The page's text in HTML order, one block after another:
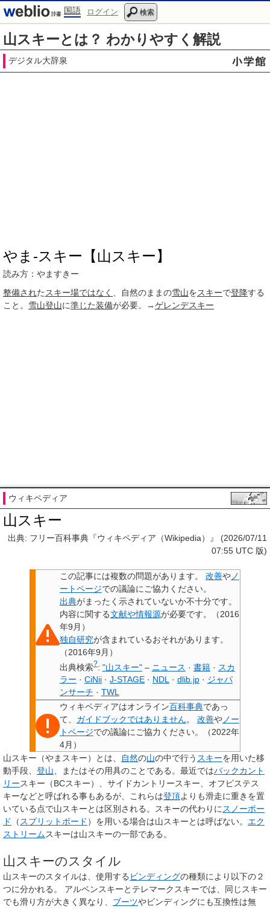
国語 ログイン 検索
山スキーとは？ わかりやすく解説
デジタル大辞泉
やま‐スキー【山スキー】
読み方：やますきー
整備された スキー場ではなく 、自然のままの雪山をスキーで登降する
こと。 雪山登山に準じた装備が必要。→ゲレンデスキー
ウィキペディア
山スキー
出典: フリー百科事典『ウィキペディア（Wikipedia）』 (2026/07/11
07:55 UTC 版)
この記事には複数の問題があります。 改善やノ
ートページでの議論にご協力ください。
出典がまったく示されていないか不十分です。
内容に関する文献や情報源が必要です。 （2016
年9月 ）
独自研究が含まれているおそれがあります。
（2016年9月 ）
出典検索?: "山スキー" – ニュース · 書籍 · スカ
ラー · CiNii · J-STAGE · NDL · dlib.jp · ジャパ
ンサーチ · TWL
ウィキペディアはオンライン百科事典であっ
て、 ガイドブックではありません。 改善やノー
トページでの議論にご協力ください。 （2022年
4月 ）
山スキー （やまスキー）とは、 自然の山の中で行う スキーを用いた移
動手段、 登山 、またはその用具のことである。最近ではバックカント
リースキー（BCスキー） サイドカントリースキー
オフピステス
キーなどと呼ばれる事もあるが、これらは登頂よりも滑走に重きを置
いている点で山スキーとは区別される。スキーの代わりに スノーボー
ド
（ スプリットボード ）を用いる場合は山スキーとは呼ばない。 エク
ストリームスキーは山スキーの一部である。
山スキーのスタイル
山スキーのスタイルは、使用する ビンディングの種類により以下の２
つに分かれる。 アルペンスキーとテレマークスキーでは、同じスキー
でも滑り方が大きく異なり、 ブーツやビンディングにも互換性は無